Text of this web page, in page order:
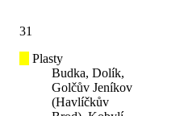
31
Plasty
Budka, Dolík,
Golčův Jeníkov
(Havlíčkův